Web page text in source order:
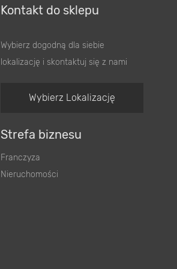
Kontakt do sklepu
Wybierz dogodną dla siebie
lokalizację i skontaktuj się z nami
Wybierz Lokalizację
Strefa biznesu
Franczyza
Nieruchomości